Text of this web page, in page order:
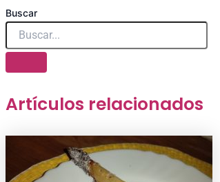
Buscar
Artículos relacionados